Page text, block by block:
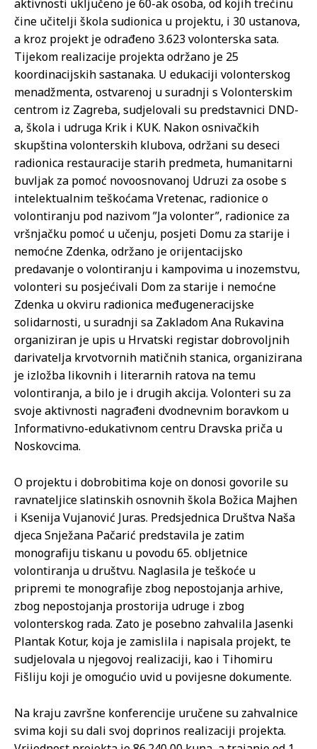
aktivnosti uključeno je 60-ak osoba, od kojih trećinu
čine učitelji škola sudionica u projektu, i 30 ustanova,
a kroz projekt je odrađeno 3.623 volonterska sata.
Tijekom realizacije projekta održano je 25
koordinacijskih sastanaka. U edukaciji volonterskog
menadžmenta, ostvarenoj u suradnji s Volonterskim
centrom iz Zagreba, sudjelovali su predstavnici DND-
a, škola i udruga Krik i KUK. Nakon osnivačkih
skupština volonterskih klubova, održani su deseci
radionica restauracije starih predmeta, humanitarni
buvljak za pomoć novoosnovanoj Udruzi za osobe s
intelektualnim teškoćama Vretenac, radionice o
volontiranju pod nazivom ”Ja volonter”, radionice za
vršnjačku pomoć u učenju, posjeti Domu za starije i
nemoćne Zdenka, održano je orijentacijsko
predavanje o volontiranju i kampovima u inozemstvu,
volonteri su posjećivali Dom za starije i nemoćne
Zdenka u okviru radionica međugeneracijske
solidarnosti, u suradnji sa Zakladom Ana Rukavina
organiziran je upis u Hrvatski registar dobrovoljnih
darivatelja krvotvornih matičnih stanica, organizirana
je izložba likovnih i literarnih ratova na temu
volontiranja, a bilo je i drugih akcija. Volonteri su za
svoje aktivnosti nagrađeni dvodnevnim boravkom u
Informativno-edukativnom centru Dravska priča u
Noskovcima.
O projektu i dobrobitima koje on donosi govorile su
ravnateljice slatinskih osnovnih škola Božica Majhen
i Ksenija Vujanović Juras. Predsjednica Društva Naša
djeca Snježana Pačarić predstavila je zatim
monografiju tiskanu u povodu 65. obljetnice
volontiranja u društvu. Naglasila je teškoće u
pripremi te monografije zbog nepostojanja arhive,
zbog nepostojanja prostorija udruge i zbog
volonterskog rada. Zato je posebno zahvalila Jasenki
Plantak Kotur, koja je zamislila i napisala projekt, te
sudjelovala u njegovoj realizaciji, kao i Tihomiru
Fišliju koji je omogućio uvid u povijesne dokumente.
Na kraju završne konferencije uručene su zahvalnice
svima koji su dali svoj doprinos realizaciji projekta.